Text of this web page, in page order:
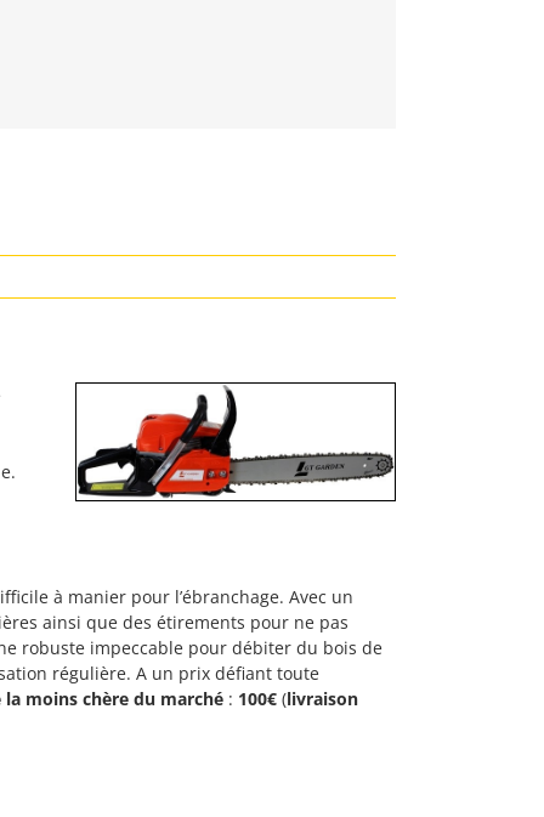
à manier pour l’ébranchage. Avec un
ainsi que des étirements pour ne pas
robuste impeccable pour débiter du bois de
régulière. A un prix défiant toute
moins chère du marché : 100€ (livraison